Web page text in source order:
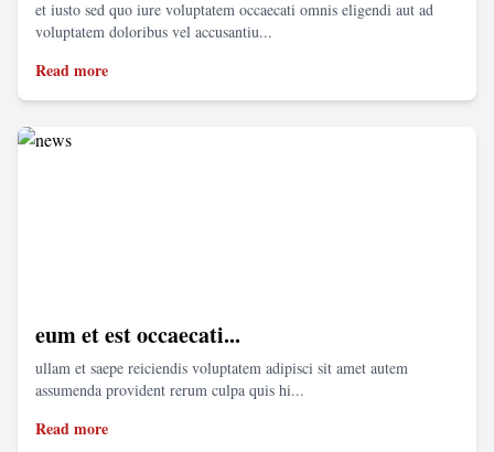
et iusto sed quo iure voluptatem occaecati omnis eligendi aut ad
voluptatem doloribus vel accusantiu...
Read more
eum et est occaecati...
ullam et saepe reiciendis voluptatem adipisci sit amet autem
assumenda provident rerum culpa quis hi...
Read more